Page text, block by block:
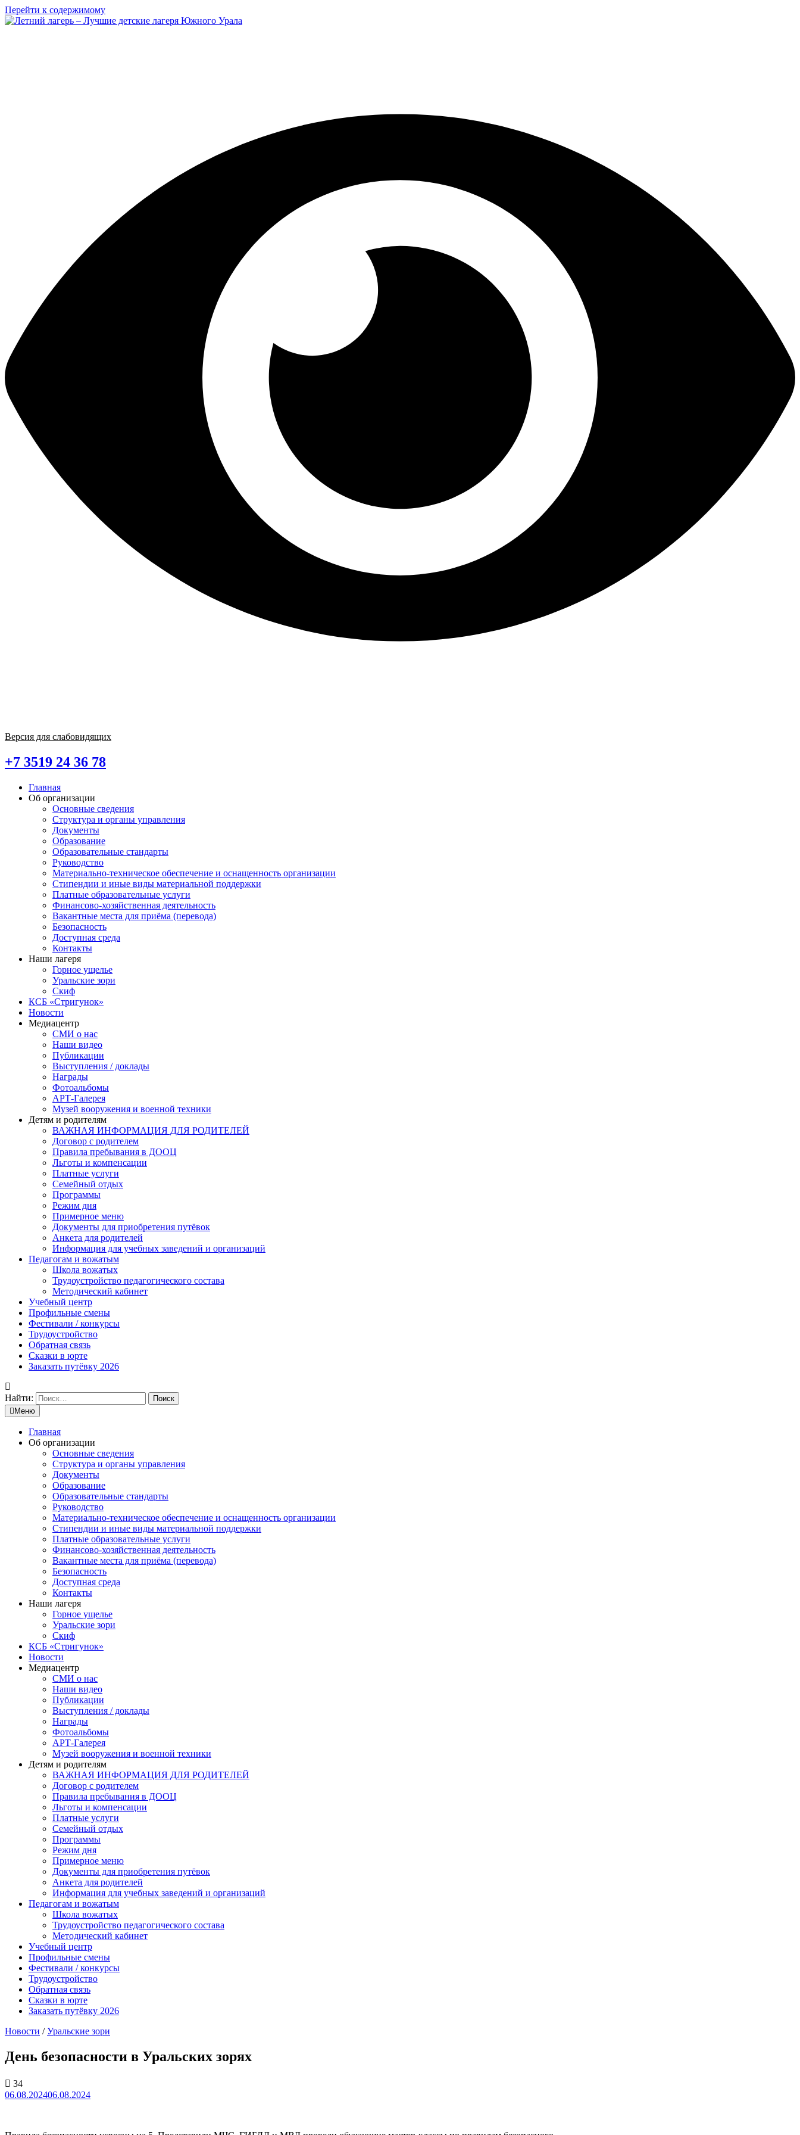
Перейти к содержимому
Версия для слабовидящих
+7 3519 24 36 78
Главная
Об организации
Основные сведения
Структура и органы управления
Документы
Образование
Образовательные стандарты
Руководство
Материально-техническое обеспечение и оснащенность организации
Стипендии и иные виды материальной поддержки
Платные образовательные услуги
Финансово-хозяйственная деятельность
Вакантные места для приёма (перевода)
Безопасность
Доступная среда
Контакты
Наши лагеря
Горное ущелье
Уральские зори
Скиф
КСБ «Стригунок»
Новости
Медиацентр
СМИ о нас
Наши видео
Публикации
Выступления / доклады
Награды
Фотоальбомы
АРТ-Галерея
Музей вооружения и военной техники
Детям и родителям
ВАЖНАЯ ИНФОРМАЦИЯ ДЛЯ РОДИТЕЛЕЙ
Договор с родителем
Правила пребывания в ДООЦ
Льготы и компенсации
Платные услуги
Семейный отдых
Программы
Режим дня
Примерное меню
Документы для приобретения путёвок
Анкета для родителей
Информация для учебных заведений и организаций
Педагогам и вожатым
Школа вожатых
Трудоустройство педагогического состава
Методический кабинет
Учебный центр
Профильные смены
Фестивали / конкурсы
Трудоустройство
Обратная связь
Сказки в юрте
Заказать путёвку 2026
Найти:
Меню
Главная
Об организации
Основные сведения
Структура и органы управления
Документы
Образование
Образовательные стандарты
Руководство
Материально-техническое обеспечение и оснащенность организации
Стипендии и иные виды материальной поддержки
Платные образовательные услуги
Финансово-хозяйственная деятельность
Вакантные места для приёма (перевода)
Безопасность
Доступная среда
Контакты
Наши лагеря
Горное ущелье
Уральские зори
Скиф
КСБ «Стригунок»
Новости
Медиацентр
СМИ о нас
Наши видео
Публикации
Выступления / доклады
Награды
Фотоальбомы
АРТ-Галерея
Музей вооружения и военной техники
Детям и родителям
ВАЖНАЯ ИНФОРМАЦИЯ ДЛЯ РОДИТЕЛЕЙ
Договор с родителем
Правила пребывания в ДООЦ
Льготы и компенсации
Платные услуги
Семейный отдых
Программы
Режим дня
Примерное меню
Документы для приобретения путёвок
Анкета для родителей
Информация для учебных заведений и организаций
Педагогам и вожатым
Школа вожатых
Трудоустройство педагогического состава
Методический кабинет
Учебный центр
Профильные смены
Фестивали / конкурсы
Трудоустройство
Обратная связь
Сказки в юрте
Заказать путёвку 2026
Новости /Уральские зори
День безопасности в Уральских зорях
34
06.08.202406.08.2024